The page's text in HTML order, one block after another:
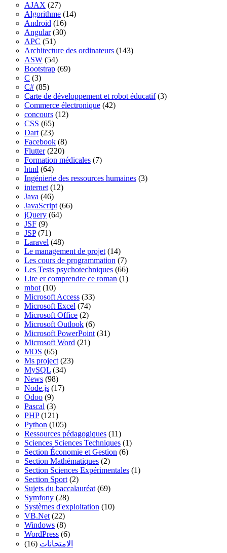
AJAX (27)
Algorithme (14)
Android (16)
Angular(30)
APC (51)
Architecture des ordinateurs (143)
ASW (54)
Bootstrap (69)
C (3)
C# (85)
Carte de développement et robot éducatif(3)
Commerce électronique (42)
concours (12)
CSS (65)
Dart (23)
Facebook (8)
Flutter(220)
Formation médicales (7)
html (64)
Ingénierie des ressources humaines (3)
internet (12)
Java (46)
JavaScript (66)
jQuery (64)
JSF (9)
JSP(71)
Laravel (48)
Le management de projet (14)
Les cours de programmation (7)
Les Tests psychotechniques (66)
Lire er comprendre ce roman (1)
mbot (10)
Microsoft Access (33)
Microsoft Excel (74)
Microsoft Office (2)
Microsoft Outlook (6)
Microsoft PowerPoint (31)
Microsoft Word (21)
MOS (65)
Ms project (23)
MySQL (34)
News (98)
Node.js (17)
Odoo (9)
Pascal (3)
PHP(121)
Python (105)
Ressources pédagogiques (11)
Sciences Sciences Techniques (1)
Section Économie et Gestion (6)
Section Mathématiques (2)
Section Sciences Expérimentales (1)
Section Sport (2)
Sujets du baccalauréat (69)
Symfony (28)
Systèmes d'exploitation (10)
VB.Net (22)
Windows (8)
WordPress (6)
الامتحانات (16)